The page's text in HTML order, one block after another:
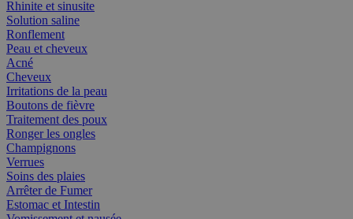
Rhinite et sinusite
Solution saline
Ronflement
Peau et cheveux
Acné
Cheveux
Irritations de la peau
Boutons de fièvre
Traitement des poux
Ronger les ongles
Champignons
Verrues
Soins des plaies
Arrêter de Fumer
Estomac et Intestin